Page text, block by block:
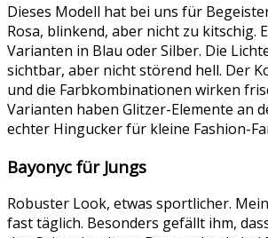
Dieses Modell hat bei uns für
Rosa, blinkend, aber nicht zu kitschig.
Varianten in Blau oder Silber. Die
sichtbar, aber nicht störend hell. Der
und die Farbkombinationen wirken
Varianten haben Glitzer-Elemente an
echter Hingucker für kleine Fashion-
Bayonyc für Jungs
Robuster Look, etwas sportlicher.
fast täglich. Besonders gefällt ihm,